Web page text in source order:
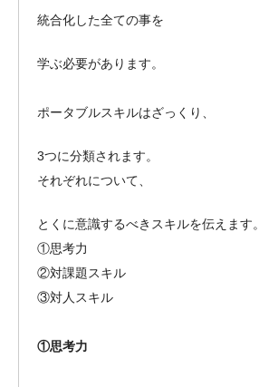
統合化した全ての事を
学ぶ必要があります。
ポータブルスキルはざっくり、
3つに分類されます。
それぞれについて、
とくに意識するべきスキルを伝えます。
①思考力
②対課題スキル
③対人スキル
①思考力